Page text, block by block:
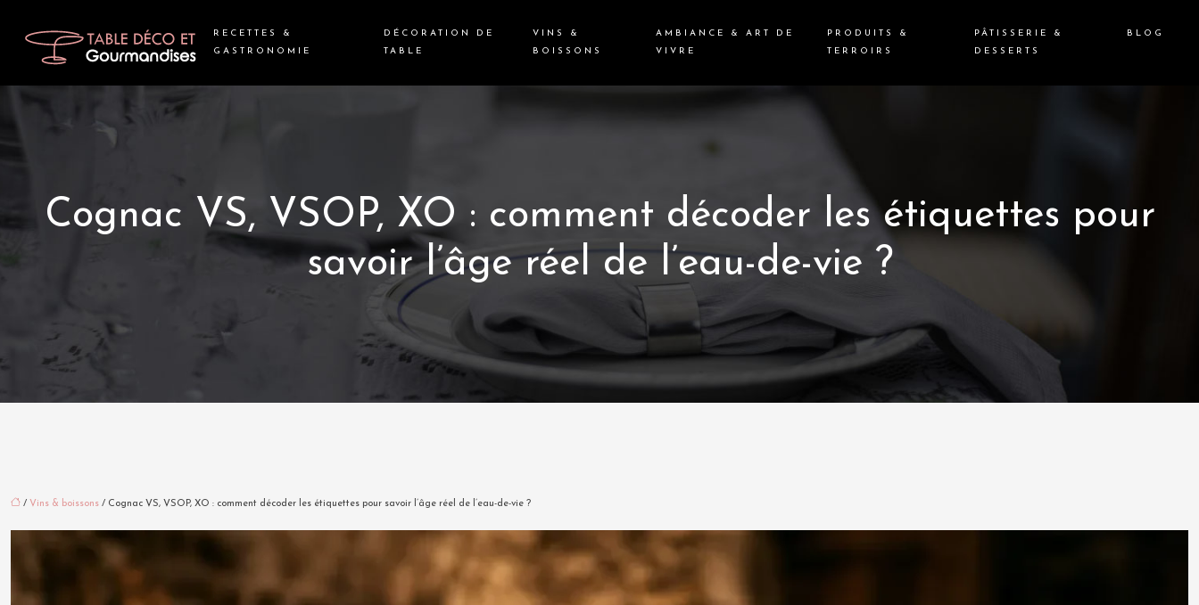
RECETTES &
GASTRONOMIE
DÉCORATION DE
TABLE
VINS &
BOISSONS
AMBIANCE & ART DE
VIVRE
PRODUITS &
TERROIRS
PÂTISSERIE &
DESSERTS
BLOG
Cognac VS, VSOP, XO : comment décoder les étiquettes pour
savoir l’âge réel de l’eau-de-vie ?
/ Vins & boissons / Cognac VS, VSOP, XO : comment décoder les étiquettes pour savoir l’âge réel de l’eau-de-vie ?